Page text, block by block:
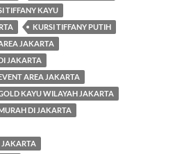
TIFFANY KAYU
KURSI TIFFANY PUTIH
JAKARTA
JAKARTA
AREA JAKARTA
KAYU WILAYAH JAKARTA
DI JAKARTA
JAKARTA